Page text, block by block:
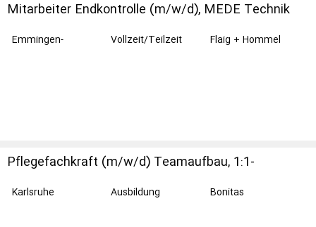
Mitarbeiter Endkontrolle (m/w/d), MEDE Technik
Emmingen-
Vollzeit/Teilzeit
Flaig + Hommel
Pflegefachkraft (m/w/d) Teamaufbau, 1:1-
Karlsruhe Ausbildung
Bonitas